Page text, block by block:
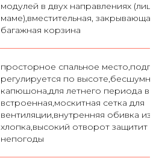
модулей в двух направлениях
маме),вместительная,
багажная корзина
просторное спальное
регулируется по
капюшона,для летнего периода
встроенная,москитная сетка для
вентиляции,внутренняя обивка из
хлопка,высокий отворот защитит
непогоды